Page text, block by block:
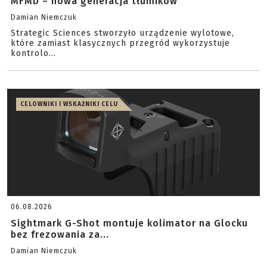
Damian Niemczuk
Strategic Sciences stworzyło urządzenie wylotowe,
które zamiast klasycznych przegród wykorzystuje
kontrolo...
CELOWNIKI I WSKAŹNIKI CELU
06.08.2026
Sightmark G-Shot montuje kolimator na Glocku
bez frezowania za...
Damian Niemczuk